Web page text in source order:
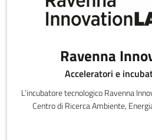
Ravenna
Acceleratori e
L’incubatore tecnologico Ravenna
Centro di Ricerca Ambiente,